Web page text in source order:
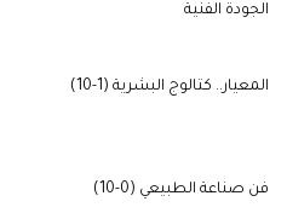
الجودة الفنية
المعيار.. كتالوج البشرية (1-10)
فن صناعة الطبيعي (0-10)